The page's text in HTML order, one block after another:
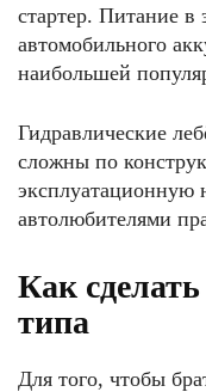
стартер. Питание в
автомобильного
наибольшей
Гидравлические
сложны по
эксплуатационную
автолюбителями
Как
типа
Для того, чтобы